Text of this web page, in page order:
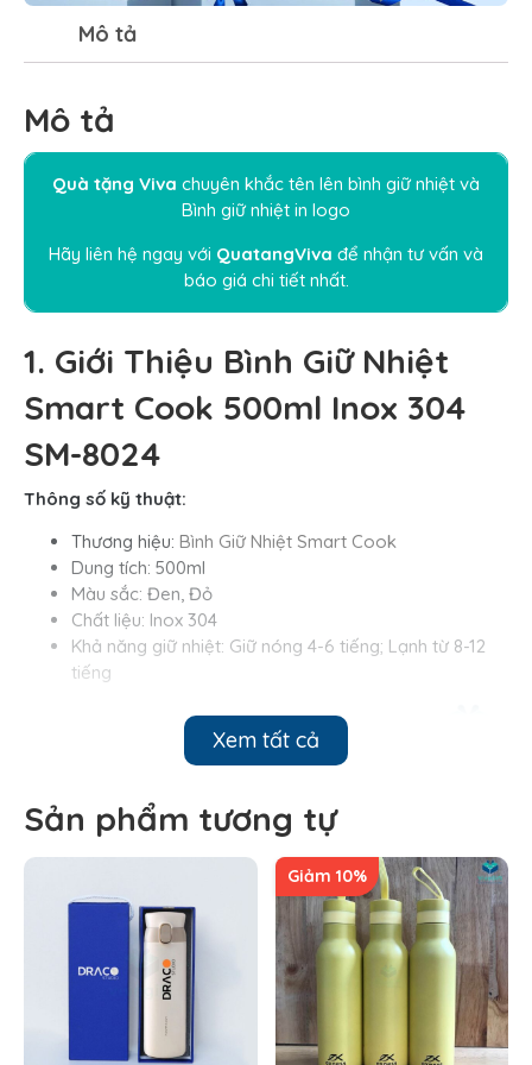
Mô tả
Mô tả
Quà tặng Viva chuyên khắc tên lên bình giữ nhiệt và
Bình giữ nhiệt in logo
Hãy liên hệ ngay với QuatangViva để nhận tư vấn và
báo giá chi tiết nhất.
1. Giới Thiệu Bình Giữ Nhiệt
Smart Cook 500ml Inox 304
SM-8024
Thông số kỹ thuật:
Thương hiệu: Bình Giữ Nhiệt Smart Cook
Dung tích: 500ml
Màu sắc: Đen, Đỏ
Chất liệu: Inox 304
Khả năng giữ nhiệt: Giữ nóng 4-6 tiếng; Lạnh từ 8-12
tiếng
Xem tất cả
Sản phẩm tương tự
Giảm 10%